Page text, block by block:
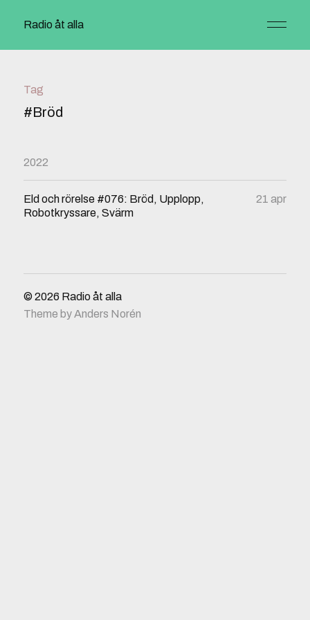
Radio åt alla
Tag
#Bröd
2022
Eld och rörelse #076: Bröd, Upplopp,
Robotkryssare, Svärm
21 apr
© 2026 Radio åt alla
Theme byAnders Norén